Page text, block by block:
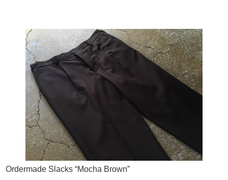
Ordermade Slacks “Mocha Brown”